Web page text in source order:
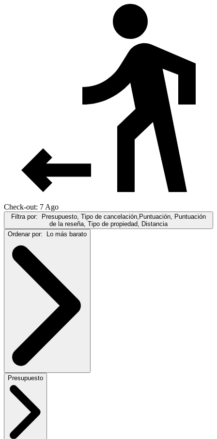
Check-out: 7 Ago
Filtra por:
Presupuesto, Tipo de cancelación,Puntuación, Puntuación
de la reseña, Tipo de propiedad, Distancia
Ordenar por:
Lo más barato
Presupuesto